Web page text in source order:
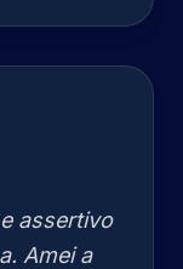
assertivo
Amei a